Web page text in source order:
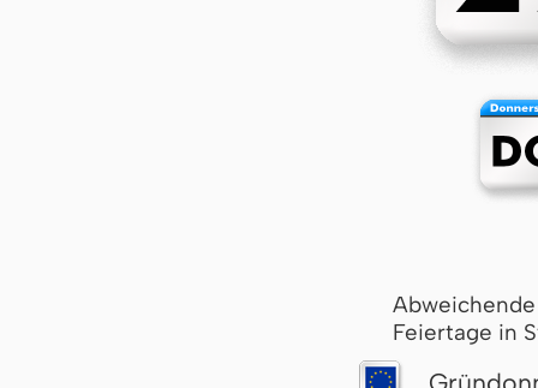
Feiertage in